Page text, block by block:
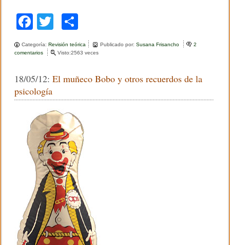
F
a
c
e
b
o
o
k
wi
tt
o
m
ar
tir
Categoría:Revisión teórica Publicado por:Susana Frisancho
2
comentarios
o
q
u
o
m
e
i
n
t
e
r
e
s
a
e
l
e
s
Visto:2563 veces
18/05/12:El muñeco Bobo y otros recuerdos de la
psicología